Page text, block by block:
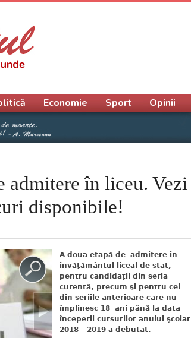
admitere în liceu. Vezi
disponibile!
A doua etapă de admitere în
învăţământul liceal de stat,
pentru candidaţii din seria
curentă, precum şi pentru cei
din seriile anterioare care nu
împlinesc 18 ani până la data
începerii cursurilor anului şcolar
2018 – 2019 a debutat.
Economie Sport Opinii